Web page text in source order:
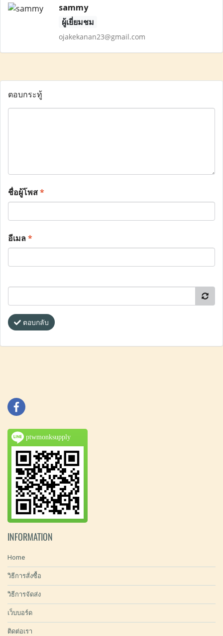
sammy
ผู้เยี่ยมชม
ojakekanan23@gmail.com
ตอบกระทู้
ชื่อผู้โพส*
อีเมล*
ตอบกลับ
ptwmonksupply
INFORMATION
Home
วิธีการสั่งซื้อ
วิธีการจัดส่ง
เว็บบอร์ด
ติดต่อเรา